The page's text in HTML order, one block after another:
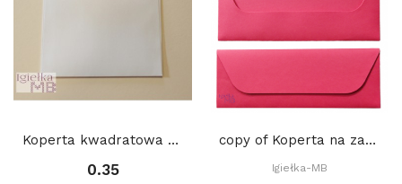
Koperta kwadratowa 15,5 x 15,5 cm
0.35
copy of Koperta na zakładkę do książki 22 x 8...
Igiełka-MB